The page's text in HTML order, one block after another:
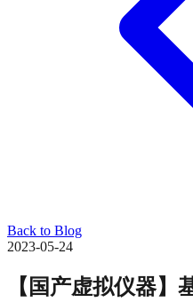
Back to Blog
2023-05-24
【国产虚拟仪器】